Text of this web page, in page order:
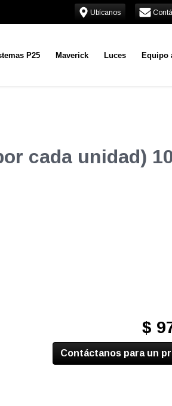
Ubícanos
P25 Maverick Luces Equipo
cada unidad)
$
Contáctanos para un